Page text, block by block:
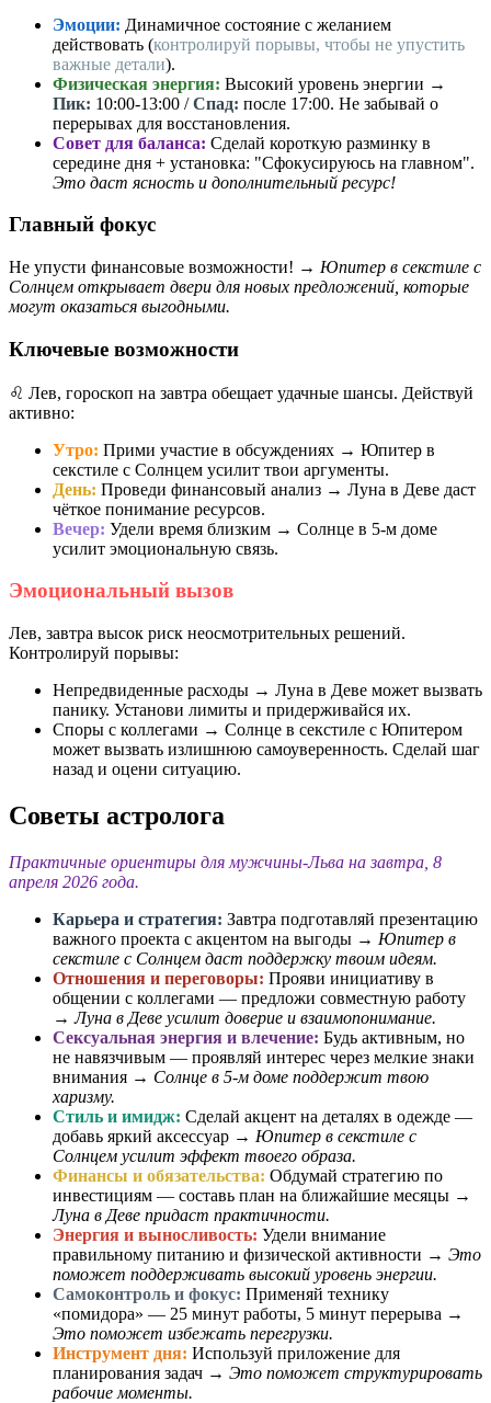
Эмоции: Динамичное состояние с желанием
действовать (контролируй порывы, чтобы не упустить
важные детали).
Физическая энергия: Высокий уровень энергии →
Пик: 10:00-13:00 /Спад: после 17:00. Не забывай о
перерывах для восстановления.
Совет для баланса: Сделай короткую разминку в
середине дня + установка: "Сфокусируюсь на главном".
Это даст ясность и дополнительный ресурс!
Главный фокус
Не упусти финансовые возможности! → Юпитер в секстиле с
Солнцем открывает двери для новых предложений, которые
могут оказаться выгодными.
Ключевые возможности
♌️ Лев, гороскоп на завтра обещает удачные шансы. Действуй
активно:
Утро: Прими участие в обсуждениях → Юпитер в
секстиле с Солнцем усилит твои аргументы.
День: Проведи финансовый анализ → Луна в Деве даст
чёткое понимание ресурсов.
Вечер: Удели время близким → Солнце в 5-м доме
усилит эмоциональную связь.
Эмоциональный вызов
Лев, завтра высок риск неосмотрительных решений.
Контролируй порывы:
Непредвиденные расходы → Луна в Деве может вызвать
панику. Установи лимиты и придерживайся их.
Споры с коллегами → Солнце в секстиле с Юпитером
может вызвать излишнюю самоуверенность. Сделай шаг
назад и оцени ситуацию.
Советы астролога
Практичные ориентиры для мужчины-Льва на завтра, 8
апреля 2026 года.
Карьера и стратегия: Завтра подготавляй презентацию
важного проекта с акцентом на выгоды → Юпитер в
секстиле с Солнцем даст поддержку твоим идеям.
Отношения и переговоры: Прояви инициативу в
общении с коллегами — предложи совместную работу
→Луна в Деве усилит доверие и взаимопонимание.
Сексуальная энергия и влечение: Будь активным, но
не навязчивым — проявляй интерес через мелкие знаки
внимания → Солнце в 5-м доме поддержит твою
харизму.
Стиль и имидж: Сделай акцент на деталях в одежде —
добавь яркий аксессуар → Юпитер в секстиле с
Солнцем усилит эффект твоего образа.
Финансы и обязательства: Обдумай стратегию по
инвестициям — составь план на ближайшие месяцы →
Луна в Деве придаст практичности.
Энергия и выносливость: Удели внимание
правильному питанию и физической активности → Это
поможет поддерживать высокий уровень энергии.
Самоконтроль и фокус: Применяй технику
«помидора» — 25 минут работы, 5 минут перерыва →
Это поможет избежать перегрузки.
Инструмент дня: Используй приложение для
планирования задач → Это поможет структурировать
рабочие моменты.